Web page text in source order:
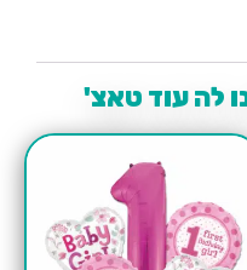
לה עוד טאצ'